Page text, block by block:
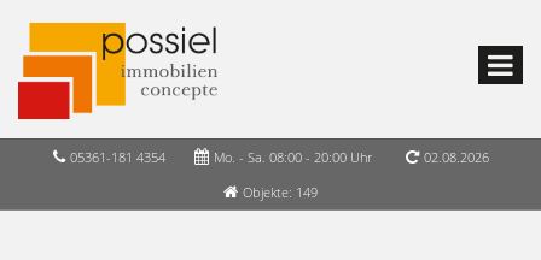
05361-181 4354 Mo. - Sa. 08:00 - 20:00 Uhr
02.08.2026
Objekte: 149